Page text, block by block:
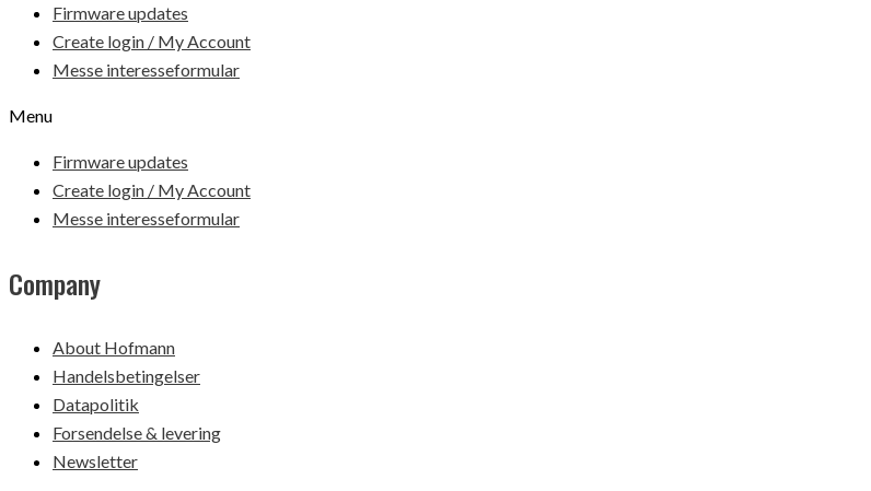
Firmware updates
Create login / My Account
Messe interesseformular
Menu
Firmware updates
Create login / My Account
Messe interesseformular
Company
About Hofmann
Handelsbetingelser
Datapolitik
Forsendelse & levering
Newsletter